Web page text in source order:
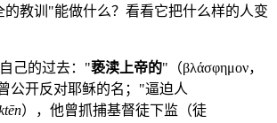
的教训"能做什么？看看它把什么样的人变
己的过去："亵渎上帝的"（βλάσφημον，
公开反对耶稣的名；"逼迫人
），他曾抓捕基督徒下监（徒